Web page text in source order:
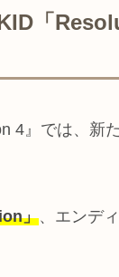
「
4』では、新
」、エンデ